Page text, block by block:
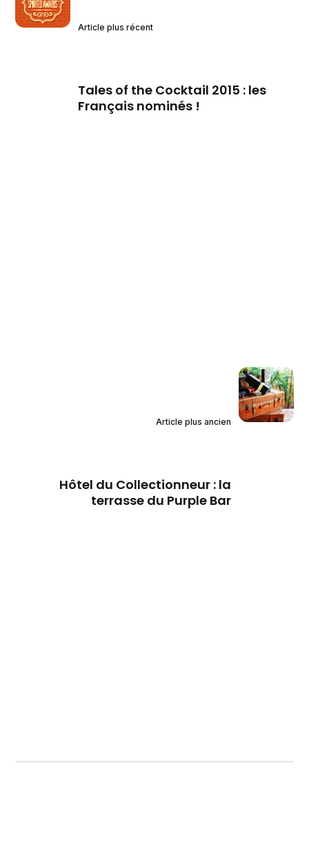
Article plus récent
Tales of the Cocktail 2015 : les
Français nominés !
Article plus ancien
Hôtel du Collectionneur : la
terrasse du Purple Bar